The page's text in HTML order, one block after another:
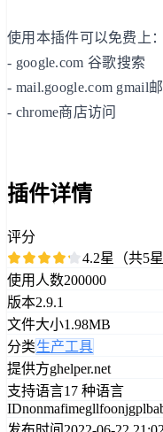
使用本插件可以免费上：
- google.com 谷歌搜索
- mail.google.com gmail
- chrome商店访问
插件详情
评分
4.2星（共5
使用人数200000
版本2.9.1
文件大小1.98MB
分类生产工具
提供方ghelper.net
支持语言17 种语言
ID